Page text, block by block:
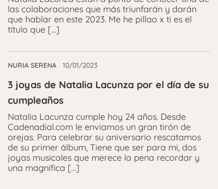
las colaboraciones que más triunfarán y darán
que hablar en este 2023. Me he pillao x ti es el
título que […]
NURIA SERENA 10/01/2023
3 joyas de Natalia Lacunza por el día de su
cumpleaños
Natalia Lacunza cumple hoy 24 años. Desde
Cadenadial.com le enviamos un gran tirón de
orejas. Para celebrar su aniversario rescatamos
de su primer álbum, Tiene que ser para mi, dos
joyas musicales que merece la pena recordar y
una magnífica […]